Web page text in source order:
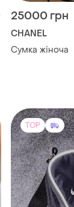
25000 грн
CHANEL
Сумка жіноча
TOP